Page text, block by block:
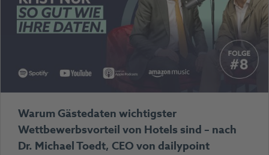
Warum Gästedaten wichtigster
Wettbewerbsvorteil von Hotels sind – nach
Dr. Michael Toedt, CEO von dailypoint